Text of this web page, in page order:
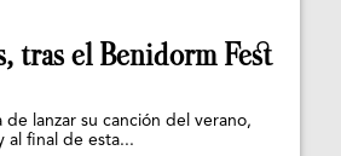
tras el Benidorm Fest
de lanzar su canción del verano,
al final de esta...